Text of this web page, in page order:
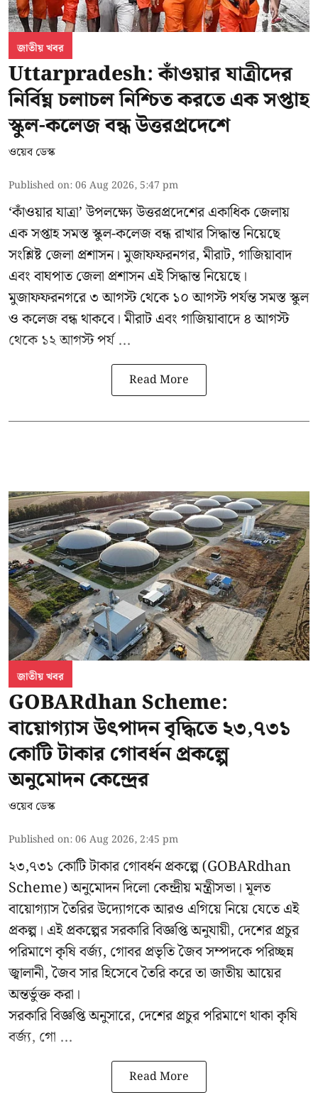
জাতীয় খবর
Uttarpradesh: কাঁওয়ার যাত্রীদের
নির্বিঘ্ন চলাচল নিশ্চিত করতে এক সপ্তাহ
স্কুল-কলেজ বন্ধ উত্তরপ্রদেশে
ওয়েব ডেস্ক
Published on:06 Aug 2026, 5:47 pm
‘কাঁওয়ার যাত্রা’উপলক্ষ্যে উত্তরপ্রদেশের একাধিক জেলায়
এক সপ্তাহ সমস্ত স্কুল-কলেজ বন্ধ রাখার সিদ্ধান্ত নিয়েছে
সংশ্লিষ্ট জেলা প্রশাসন। মুজাফফরনগর, মীরাট, গাজিয়াবাদ
এবং বাঘপাত জেলা প্রশাসন এই সিদ্ধান্ত নিয়েছে।
মুজাফফরনগরে ৩ আগস্ট থেকে ১০ আগস্ট পর্যন্ত সমস্ত স্কুল
ও কলেজ বন্ধ থাকবে। মীরাট এবং গাজিয়াবাদে ৪ আগস্ট
থেকে ১২ আগস্ট পর্য ...
Read More
জাতীয় খবর
GOBARdhan Scheme:
বায়োগ্যাস উৎপাদন বৃদ্ধিতে ২৩,৭৩১
কোটি টাকার গোবর্ধন প্রকল্পে
অনুমোদন কেন্দ্রের
ওয়েব ডেস্ক
Published on:06 Aug 2026, 2:45 pm
২৩,৭৩১ কোটি টাকার গোবর্ধন প্রকল্পে (GOBARdhan
Scheme) অনুমোদন দিলো কেন্দ্রীয় মন্ত্রীসভা। মূলত
বায়োগ্যাস তৈরির উদ্যোগকে আরও এগিয়ে নিয়ে যেতে এই
প্রকল্প। এই প্রকল্পের সরকারি বিজ্ঞপ্তি অনুযায়ী, দেশের প্রচুর
পরিমাণে কৃষি বর্জ্য, গোবর প্রভৃতি জৈব সম্পদকে পরিচ্ছন্ন
জ্বালানী, জৈব সার হিসেবে তৈরি করে তা জাতীয় আয়ের
অন্তর্ভুক্ত করা।
সরকারি বিজ্ঞপ্তি অনুসারে, দেশের প্রচুর পরিমাণে থাকা কৃষি
বর্জ্য, গো ...
Read More